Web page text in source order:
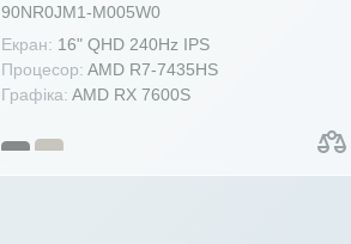
90NR0JM1-M005W0
Екран: 16" QHD 240Hz IPS
Процесор: AMD R7-7435HS
Графіка: AMD RX 7600S